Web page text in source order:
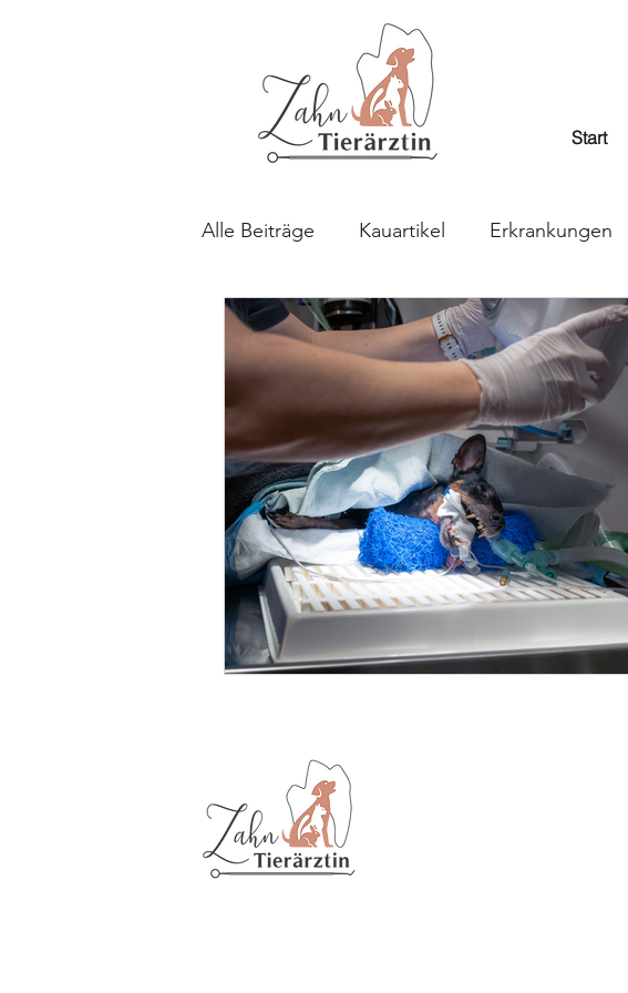
Start
Alle Beiträge Kauartikel Erkrankungen